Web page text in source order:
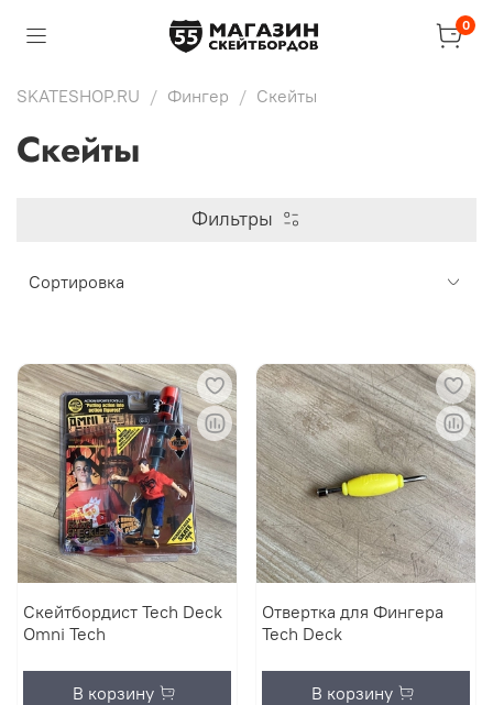
0
SKATESHOP.RU Фингер Скейты
Скейты
Фильтры
Скейтбордист Tech Deck
Omni Tech
В корзину
Отвертка для Фингера
Tech Deck
В корзину